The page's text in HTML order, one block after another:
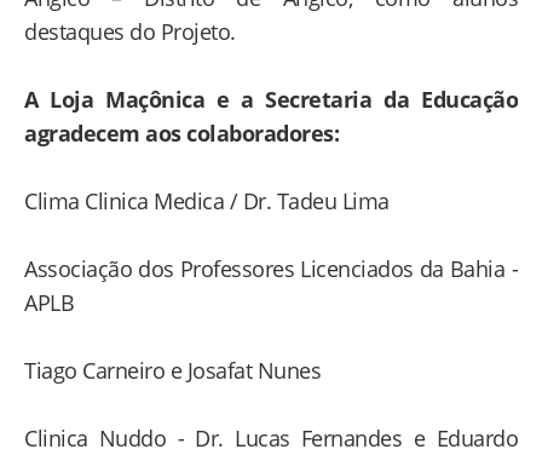
destaques do Projeto.
A Loja Maçônica e a Secretaria da Educação
agradecem aos colaboradores:
Clima Clinica Medica / Dr. Tadeu Lima
Associação dos Professores Licenciados da Bahia -
APLB
Tiago Carneiro e Josafat Nunes
Clinica Nuddo - Dr. Lucas Fernandes e Eduardo